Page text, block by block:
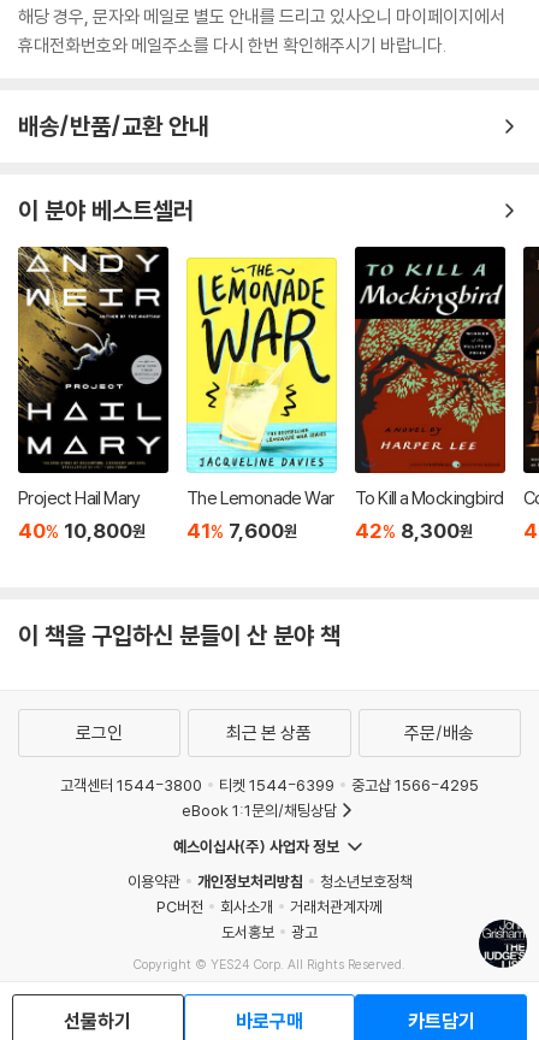
해당 경우, 문자와 메일로 별도 안내를 드리고 있사오니 마이페이지에서
휴대전화번호와 메일주소를 다시 한번 확인해주시기 바랍니다.
배송/반품/교환 안내
이 분야 베스트셀러
Project Hail Mary
40% 10,800원
The Lemonade War
41% 7,600원
To Kill a Mockingbird
42% 8,300원
이 책을 구입하신 분들이 산 분야 책
선물하기 바로구매 카트담기
로그인 최근 본 상품 주문/배송
고객센터 1544-3800 티켓 1544-6399
중고샵 1566-4295
eBook 1:1문의/채팅상담
예스이십사(주) 사업자 정보
이용약관
개인정보처리방침
청소년보호정책
PC버전
회사소개
거래처관계자께
도서홍보
광고
Copyright © YES24 Corp. All Rights Reserved.